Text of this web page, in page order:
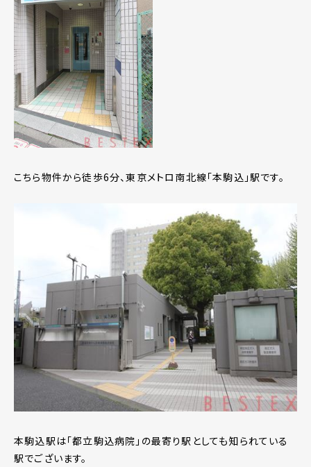
こちら物件から徒歩6分、東京メトロ南北線「本駒込」駅です。
本駒込駅は「都立駒込病院」の最寄り駅としても知られている
駅でございます。